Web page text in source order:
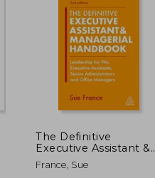
45%
dcto.
The Definitive
Executive Assistant &
Managerial Handbook:
Leadership for Pas,
France, Sue